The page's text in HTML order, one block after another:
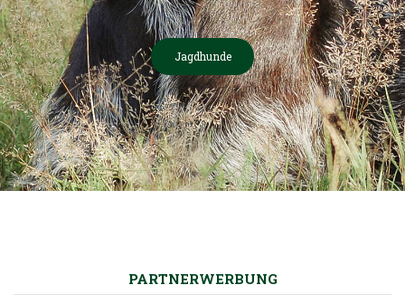
Jagdhunde
PARTNERWERBUNG